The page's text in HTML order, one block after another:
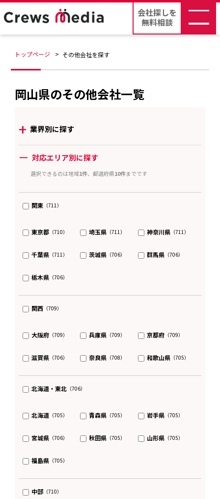
会社探しを
無料相談
トップページ その他会社を探す
岡山県のその他会社一覧
+ 業界別に探す
ー 対応エリア別に探す
選択できるのは地域1件、都道府県10件までです
関東（711）
東京都（710） 埼玉県 （711） 神奈川県 （711）
千葉県（711） 茨城県 （706） 群馬県 （706）
栃木県（706）
関西（709）
大阪府（709） 兵庫県 （709） 京都府 （709）
滋賀県（706） 奈良県 （708） 和歌山県 （705）
北海道・東北（706）
北海道（705） 青森県 （705） 岩手県 （705）
宮城県（706） 秋田県 （705） 山形県 （705）
福島県（705）
中部（710）